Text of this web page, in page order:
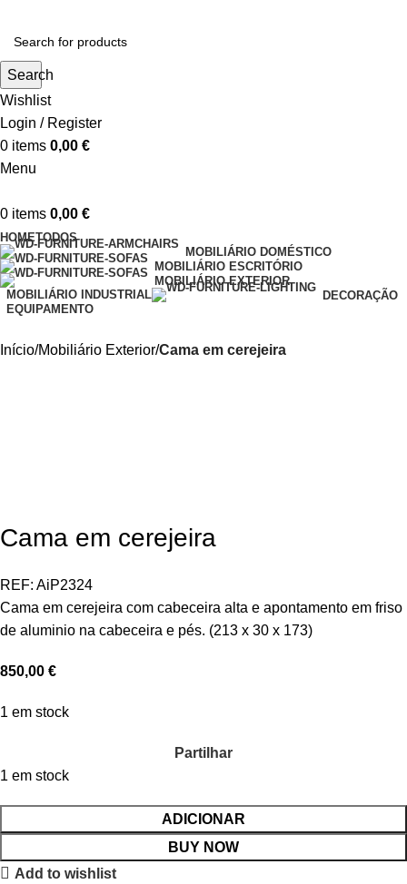
Search
Wishlist
Login / Register
0 items 0,00 €
Menu
0 items 0,00 €
HOMETODOS
MOBILIÁRIO DOMÉSTICO
MOBILIÁRIO ESCRITÓRIO
MOBILIÁRIO EXTERIOR
MOBILIÁRIO INDUSTRIAL
DECORAÇÃO
EQUIPAMENTO
Início Mobiliário Exterior Cama em cerejeira
Cama em cerejeira
REF: AiP2324
Cama em cerejeira com cabeceira alta e apontamento em friso
de aluminio na cabeceira e pés. (213 x 30 x 173)
850,00 €
1 em stock
Partilhar
1 em stock
ADICIONAR
BUY NOW
Add to wishlist